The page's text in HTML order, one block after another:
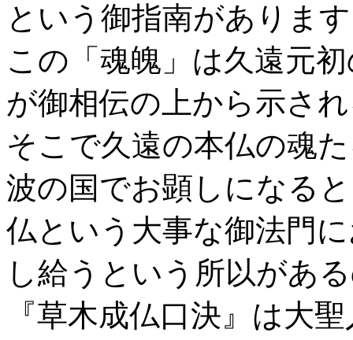
という御指南がありま
この「魂魄」は久遠元
が御相伝の上から示さ
そこで久遠の本仏の魂
波の国でお顕しになる
仏という大事な御法門
し給うという所以があ
『草木成仏口決』は大